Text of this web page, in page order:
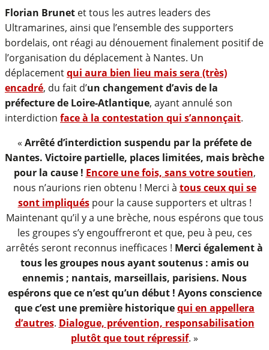
Florian Brunet et tous les autres leaders des
Ultramarines, ainsi que l’ensemble des supporters
bordelais, ont réagi au dénouement finalement positif de
l’organisation du déplacement à Nantes. Un
déplacementqui aura bien lieu mais sera (très)
encadré, du fait d’un changement d’avis de la
préfecture de Loire-Atlantique, ayant annulé son
interdiction face à la contestation qui s’annonçait.
« Arrêté d’interdiction suspendu par la préfete de
Nantes. Victoire partielle, places limitées, mais brèche
pour la cause ! Encore une fois, sans votre soutien,
nous n’aurions rien obtenu ! Merci à tous ceux qui se
sont impliquéspour la cause supporters et ultras !
Maintenant qu’il y a une brèche, nous espérons que tous
les groupes s’y engouffreront et que, peu à peu, ces
arrêtés seront reconnus inefficaces ! Merci également à
tous les groupes nous ayant soutenus : amis ou
ennemis ; nantais, marseillais, parisiens. Nous
espérons que ce n’est qu’un début ! Ayons conscience
que c’est une première historiquequi en appellera
d’autres. Dialogue, prévention, responsabilisation
plutôt que tout répressif. »